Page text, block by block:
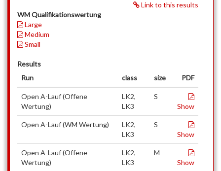
Link to this results
WM Qualifikationswertung
Large
Medium
Small
Results
Run
class size PDF
Open A-Lauf (Offene
Wertung)
LK2,
LK3
S
Show
Open A-Lauf (WM Wertung)
LK2,
LK3
S
Show
Open A-Lauf (Offene
Wertung)
LK2,
LK3
M
Show